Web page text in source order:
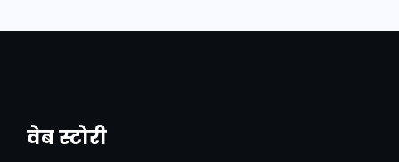
वेब स्टोरी
नया एक्सप्रेसवे: पूर्वांचल का लक, डेवलपमेंट का